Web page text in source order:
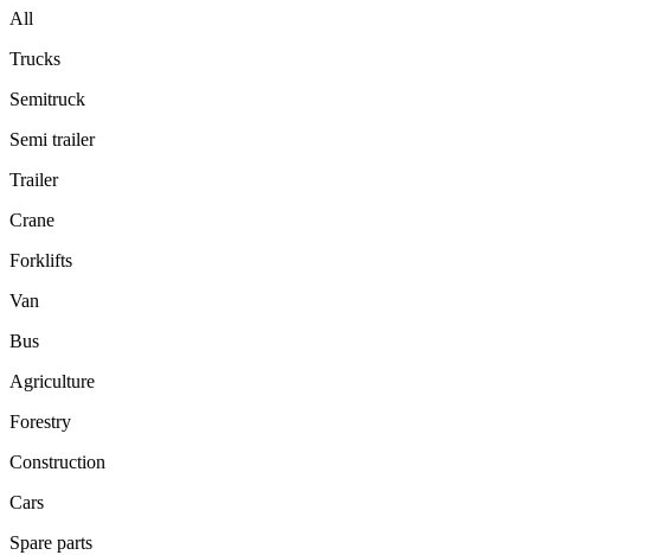
All
Trucks
Semitruck
Semi trailer
Trailer
Crane
Forklifts
Van
Bus
Agriculture
Forestry
Construction
Cars
Spare parts